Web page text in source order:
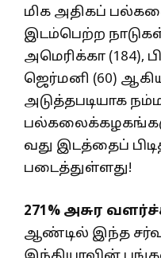
மிக அதிகப்
இடம்பெற்ற
அமெரிக்கா (184),
ஜெர்மனி (60)
அடுத்தபடியாக
வது இடத்தைப்
படைத்துள்ளது!
271% அசுர
ஆண்டில் இந்த